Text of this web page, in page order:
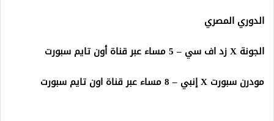
الدوري المصري
الجونة X زد اف سي – 5 مساء عبر قناة أون تايم سبورت
مودرن سبورت X إنبي – 8 مساء عبر قناة اون تايم سبورت